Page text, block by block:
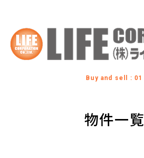
Buy and sell : 01
物件一覧